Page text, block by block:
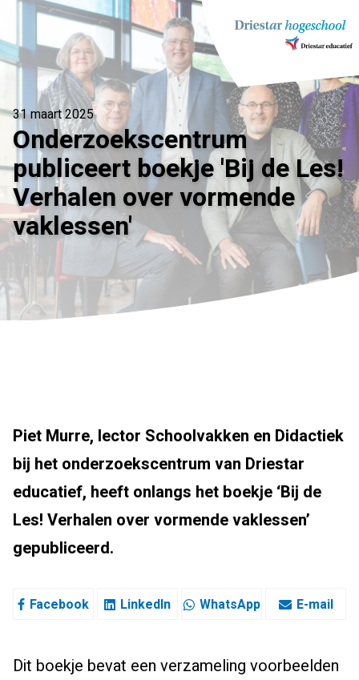
naar
31 maart 2025
Onderzoekscentrum
publiceert boekje 'Bij de Les!
Verhalen over vormende
vaklessen'
Piet Murre, lector Schoolvakken en Didactiek
bij het onderzoekscentrum van Driestar
educatief, heeft onlangs het boekje ‘Bij de
Les! Verhalen over vormende vaklessen’
gepubliceerd.
Facebook LinkedIn WhatsApp E-mail
Dit boekje bevat een verzameling voorbeelden